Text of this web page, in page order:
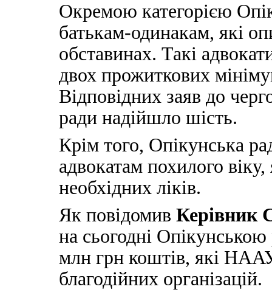
Окремою категорією
батькам-одинакам, які
обставинах. Такі
двох прожиткових
Відповідних заяв до
ради надійшло шість.
Крім того, Опікунська
адвокатам похилого
необхідних ліків.
Як повідомив Керівник
на сьогодні
млн грн коштів, які
благодійних організацій.